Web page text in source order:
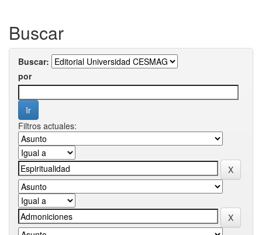
Buscar
Buscar:
por
Filtros actuales: